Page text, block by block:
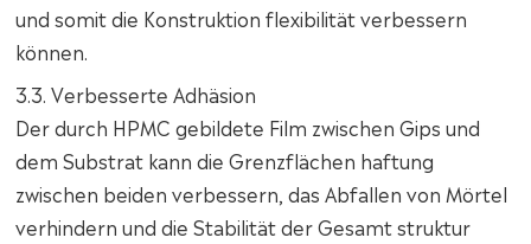
und somit die Konstruktion flexibilität verbessern
können.
3.3. Verbesserte Adhäsion
Der durch HPMC gebildete Film zwischen Gips und
dem Substrat kann die Grenzflächen haftung
zwischen beiden verbessern, das Abfallen von Mörtel
verhindern und die Stabilität der Gesamt struktur